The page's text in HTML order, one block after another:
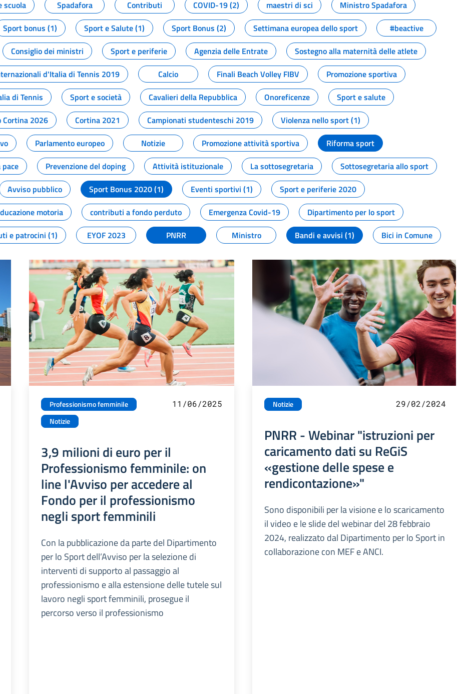
scuola Spadafora Contributi COVID-19 (2) maestri di sci
Ministro Spadafora
Sport bonus (1) Sport e Salute (1) Sport Bonus (2) Settimana europea dello sport
#beactive
Consiglio dei ministri Sport e periferie Agenzia delle Entrate
Sostegno alla maternità delle atlete
d'Italia di Tennis 2019 Calcio Finali Beach Volley FIBV
Promozione sportiva
di Tennis Sport e società Cavalieri della Repubblica Onoreficenze
Sport e salute
Cortina 2026 Cortina 2021 Campionati studenteschi 2019
Violenza nello sport (1)
Parlamento europeo Notizie Promozione attività sportiva
Riforma sport
Prevenzione del doping Attività istituzionale La sottosegretaria
Sottosegretaria allo sport
Avviso pubblico Sport Bonus 2020 (1) Eventi sportivi (1)
Sport e periferie 2020
motoria contributi a fondo perduto Emergenza Covid-19
Dipartimento per lo sport
e patrocini (1) EYOF 2023 PNRR Ministro Bandi e avvisi (1) Bici in Comune
Professionismo femminile
Notizie
11/06/2025
3,9 milioni di euro per il
Professionismo femminile: on
line l'Avviso per accedere al
Fondo per il professionismo
negli sport femminili
Con la pubblicazione da parte del Dipartimento
per lo Sport dell’Avviso per la selezione di
interventi di supporto al passaggio al
professionismo e alla estensione delle tutele sul
lavoro negli sport femminili, prosegue il
percorso verso il professionismo
Notizie 29/02/2024
PNRR - Webinar "istruzioni per
caricamento dati su ReGiS
«gestione delle spese e
rendicontazione»"
Sono disponibili per la visione e lo scaricamento
il video e le slide del webinar del 28 febbraio
2024, realizzato dal Dipartimento per lo Sport in
collaborazione con MEF e ANCI.